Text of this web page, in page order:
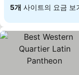
5개 사이트의 요금 보